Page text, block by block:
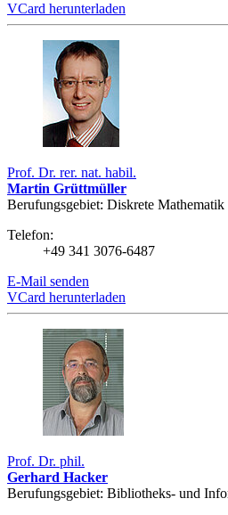
VCard herunterladen
Prof. Dr. rer. nat. habil.
Martin Grüttmüller
Berufungsgebiet: Diskrete Mathematik
Telefon:
+49 341 3076-6487
E-Mail senden
VCard herunterladen
Prof. Dr. phil.
Gerhard Hacker
Berufungsgebiet: Bibliotheks- ­und